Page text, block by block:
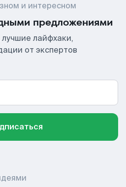
и интересном
предложениями
лайфхаки,
от экспертов